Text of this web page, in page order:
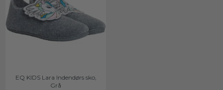
EQ KIDS Lara Indendørs sko,
Grå